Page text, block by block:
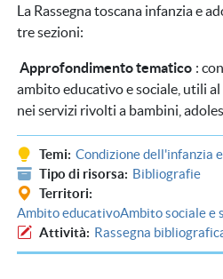
La Rassegna toscana infanzia e
tre sezioni:
Approfondimento tematico :
ambito educativo e sociale, utili
nei servizi rivolti a bambini,
Temi Condizione dell'infanzia
Tipo di risorsa
Bibliografie
Territori
Ambito educativoAmbito sociale e
Attività
Rassegna